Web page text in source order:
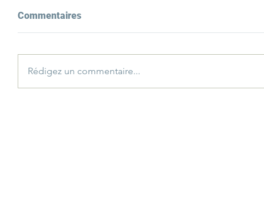
Commentaires
Rédigez un commentaire...